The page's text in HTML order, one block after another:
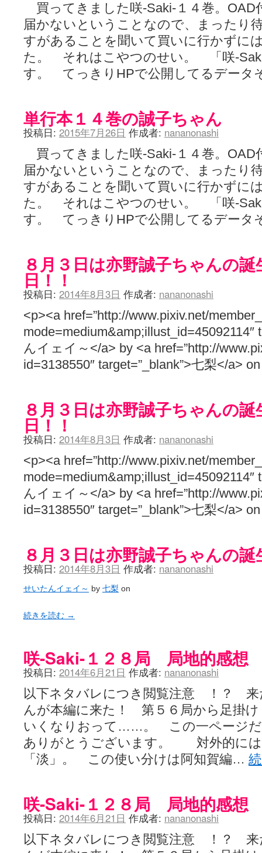
買ってきました咲-Saki-１４巻。OAD
届かないということなので、まったり
すがあることを聞いて買いに行かずに
た。 それはこやつのせい。 「咲-
す。 てっきりHPで公開してるデー
単行本１４巻の誠子ちゃん
投稿日: 2015年7月26日 作成者: nananonashi
買ってきました咲-Saki-１４巻。OAD
届かないということなので、まったり
すがあることを聞いて買いに行かずに
た。 それはこやつのせい。 「咲-
す。 てっきりHPで公開してるデー
８月３日は亦野誠子ちゃんの
日！！
投稿日: 2014年8月3日 作成者: nananonashi
<p><a href=”http://www.pixiv.net/
mode=medium&amp;illust_id=45092114″
んイェイ～</a> by <a href=”http://
id=3138550″ target=”_blank”>七梨</a>
８月３日は亦野誠子ちゃんの
日！！
投稿日: 2014年8月3日 作成者: nananonashi
<p><a href=”http://www.pixiv.net/
mode=medium&amp;illust_id=45092114″
んイェイ～</a> by <a href=”http://
id=3138550″ target=”_blank”>七梨</a>
８月３日は亦野誠子ちゃんの
投稿日: 2014年8月3日 作成者: nananonashi
せいたんイェイ～ by 七梨 on
続きを読む →
咲-Saki-１２８局 局地的感想
投稿日: 2014年6月21日 作成者: nananonashi
以下ネタバレにつき閲覧注意 ！？
んが本編に来た！ 第５６局から足掛
いくなりおって……。 この一ページだ
ありがとうございます。 対外的には
「淡」。 この使い分けは阿知賀編…
咲-Saki-１２８局 局地的感想
投稿日: 2014年6月21日 作成者: nananonashi
以下ネタバレにつき閲覧注意 ！？